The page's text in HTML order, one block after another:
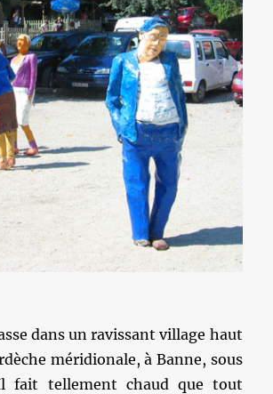
dans un ravissant village haut
méridionale, à Banne, sous
fait tellement chaud que tout